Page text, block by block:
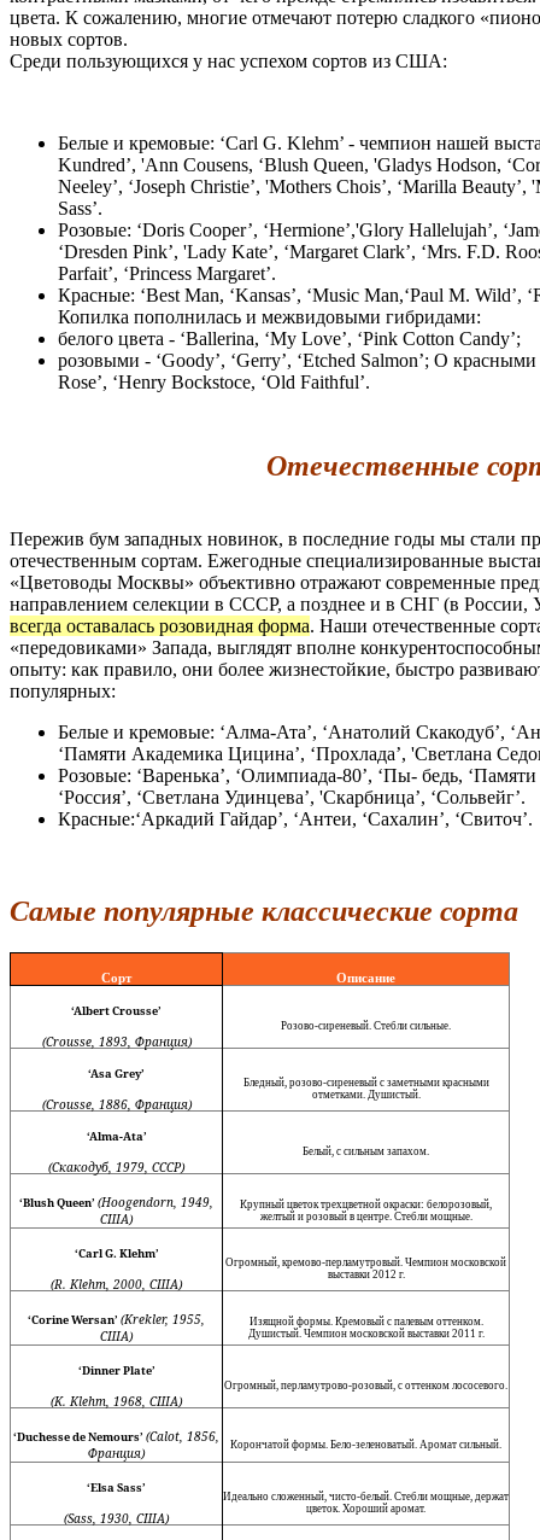
цвета. К сожалению, многие отмечают потерю сладкого
новых сортов.
Среди пользующихся у нас успехом сортов из США:
Белые и кремовые: ‘Carl G. Klehm’ - чемпион нашей
Kundred’, 'Ann Cousens, ‘Blush Queen, 'Gladys Hodson,
Neeley’, ‘Joseph Christie’, 'Mothers Chois’, ‘Marilla Beauty’,
Sass’.
Розовые: ‘Doris Cooper’, ‘Hermione’,'Glory Hallelujah’,
‘Dresden Pink’, 'Lady Kate’, ‘Margaret Clark’, ‘Mrs. F.D.
Parfait’, ‘Princess Margaret’.
Красные: ‘Best Man, ‘Kansas’, ‘Music Man,‘Paul M. Wild’,
Копилка пополнилась и межвидовыми гибридами:
белого цвета - ‘Ballerina, ‘My Love’, ‘Pink Cotton Candy’;
розовыми - ‘Goody’, ‘Gerry’, ‘Etched Salmon’; О
Rose’, ‘Henry Bockstoce, ‘Old Faithful’.
Отечественные
Пережив бум западных новинок, в последние годы мы стали
отечественным сортам. Ежегодные специализированные
«Цветоводы Москвы» объективно отражают современные
направлением селекции в СССР, а позднее и в СНГ (в России,
всегда оставалась розовидная форма. Наши отечественные
«передовиками» Запада, выглядят вполне
опыту: как правило, они более жизнестойкие, быстро
популярных:
Белые и кремовые: ‘Алма-Ата’, ‘Анатолий Скакодуб’,
‘Памяти Академика Цицина’, ‘Прохлада’, 'Светлана
Розовые: ‘Варенька’, ‘Олимпиада-80’, ‘Пы- бедь, ‘Памяти
‘Россия’, ‘Светлана Удинцева’, 'Скарбница’, ‘Сольвейг’.
Красные:‘Аркадий Гайдар’, ‘Антеи, ‘Сахалин’, ‘Свиточ’.
Самые популярные классические сорта
Сорт Описание
‘Albert Crousse’
(Crousse, 1893, Франция)
Розово-сиреневый. Стебли сильные.
‘Asa Grey’
(Crousse, 1886, Франция)
Бледный, розово-сиреневый с заметными крас­ными
отметками. Душистый.
‘Alma-Ata’
(Скакодуб, 1979, СССР)
Белый, с сильным запахом.
‘Blush Queen’ (Hoogendorn, 1949,
США)
Крупный цветок трехцветной окраски: бело­розовый,
желтый и розовый в центре. Стебли мощные.
‘Carl G. Klehm’
(R. Klehm, 2000, США)
Огромный, кремово-перламутровый. Чемпион московской
выставки 2012 г.
‘Corine Wersan’ (Krekler, 1955,
США)
Изящной формы. Кремовый с палевым оттенком.
Душистый. Чемпион московской выставки 2011 г.
‘Dinner Plate’
(K. Klehm, 1968, США)
Огромный, перламутрово-розовый, с оттенком лососевого.
‘Duchesse de Nemours’ (Calot, 1856,
Франция) Корончатой формы. Бело-зеленоватый. Аромат сильный.
‘Elsa Sass’
(Sass, 1930, США)
Идеально сложенный, чисто-белый. Стебли мощ­ные, держат
цветок. Хороший аромат.